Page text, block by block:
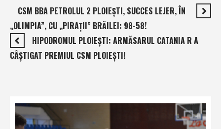
CSM BBA PETROLUL 2 PLOIEŞTI, SUCCES LEJER, ÎN
„OLIMPIA”, CU „PIRAŢII” BRĂILEI: 98-58!
HIPODROMUL PLOIEŞTI: ARMĂSARUL CATANIA R A
CÂŞTIGAT PREMIUL CSM PLOIEŞTI!